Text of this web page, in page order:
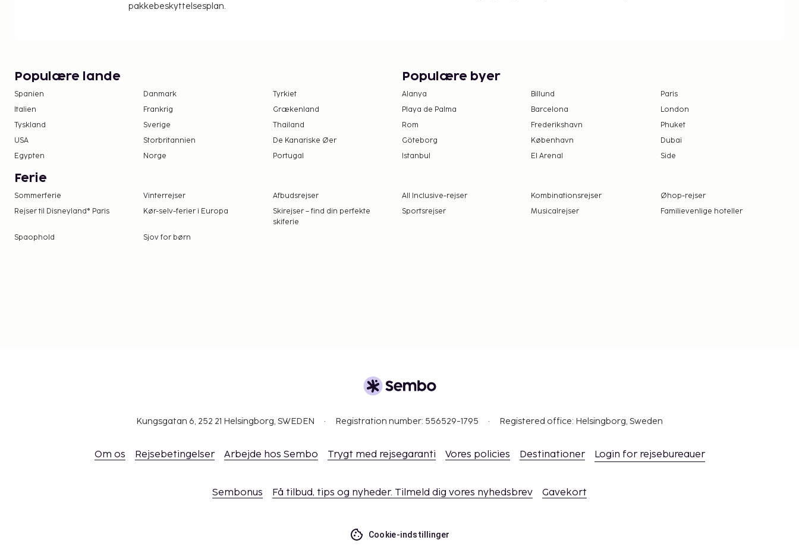
kreditkort).
Indcheckningstid: 17:00, udcheckningstid: 10:00.
pakkebeskyttelsesplan.
Populære lande
Spanien Danmark
Tyrkiet
Italien
Frankrig
Grækenland
Tyskland
Sverige
Thailand
USA
Storbritannien
De Kanariske Øer
Egypten
Norge Portugal
Populære byer
Alanya Billund
Paris
Playa de Palma
Barcelona
London
Rom
Frederikshavn
Phuket
Göteborg
København
Dubai
Istanbul
El Arenal Side
Ferie
Sommerferie Vinterrejser Afbudsrejser All Inclusive-rejser Kombinationsrejser
Øhop-rejser
Rejser til Disneyland® Paris
Kør-selv-ferier i Europa
Skirejser – find din perfekte
skiferie
Sportsrejser Musicalrejser Familievenlige hoteller
Spaophold Sjov for børn
Kungsgatan 6, 252 21 Helsingborg, SWEDEN Registration number: 556529-1795 Registered office: Helsingborg, Sweden
Om os Rejsebetingelser Arbejde hos Sembo Trygt med rejsegaranti Vores policies Destinationer Login for rejsebureauer
Sembonus Få tilbud, tips og nyheder. Tilmeld dig vores nyhedsbrev Gavekort
Cookie-indstillinger